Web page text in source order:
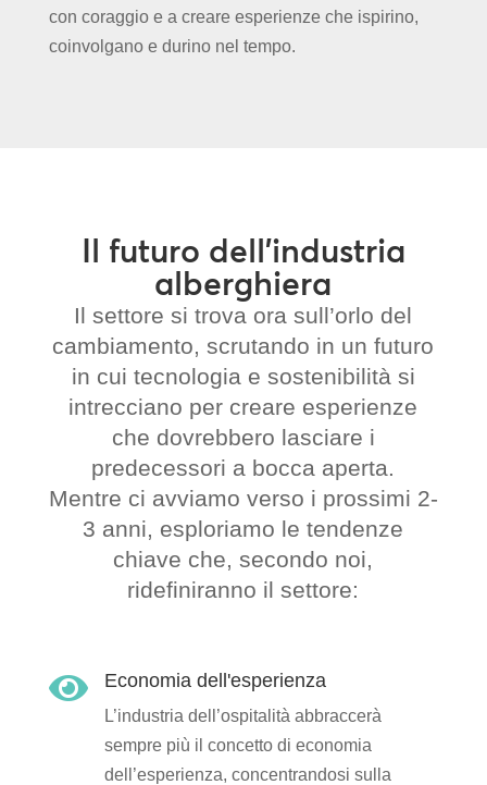
con coraggio e a creare esperienze che ispirino,
coinvolgano e durino nel tempo.
Il futuro dell’industria
alberghiera
Il settore si trova ora sull’orlo del
cambiamento, scrutando in un futuro
in cui tecnologia e sostenibilità si
intrecciano per creare esperienze
che dovrebbero lasciare i
predecessori a bocca aperta.
Mentre ci avviamo verso i prossimi 2-
3 anni, esploriamo le tendenze
chiave che, secondo noi,
ridefiniranno il settore:
 Economia dell'esperienza
L’industria dell’ospitalità abbraccerà
sempre più il concetto di economia
dell’esperienza, concentrandosi sulla